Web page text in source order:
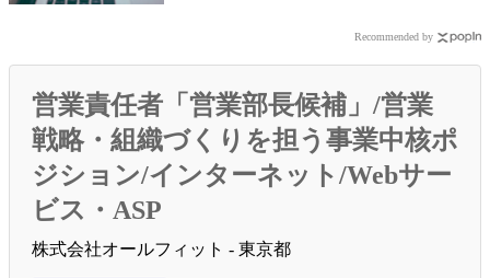
Recommended by
営業責任者「営業部長候補」/営業
戦略・組織づくりを担う事業中核ポ
ジション/インターネット/Webサー
ビス・ASP
株式会社オールフィット - 東京都